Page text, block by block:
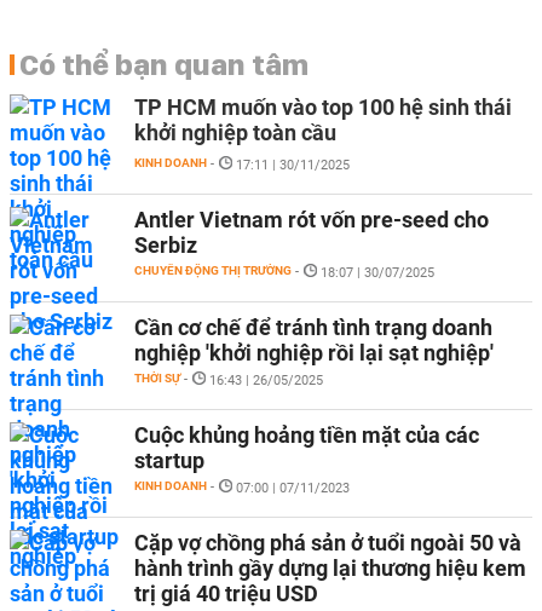
Có thể bạn quan tâm
TP HCM muốn vào top 100 hệ sinh thái
khởi nghiệp toàn cầu
KINH DOANH - 17:11 | 30/11/2025
Antler Vietnam rót vốn pre-seed cho
Serbiz
CHUYỂN ĐỘNG THỊ TRƯỜNG - 18:07 | 30/07/2025
Cần cơ chế để tránh tình trạng doanh
nghiệp 'khởi nghiệp rồi lại sạt nghiệp'
THỜI SỰ - 16:43 | 26/05/2025
Cuộc khủng hoảng tiền mặt của các
startup
KINH DOANH - 07:00 | 07/11/2023
Cặp vợ chồng phá sản ở tuổi ngoài 50 và
hành trình gầy dựng lại thương hiệu kem
trị giá 40 triệu USD